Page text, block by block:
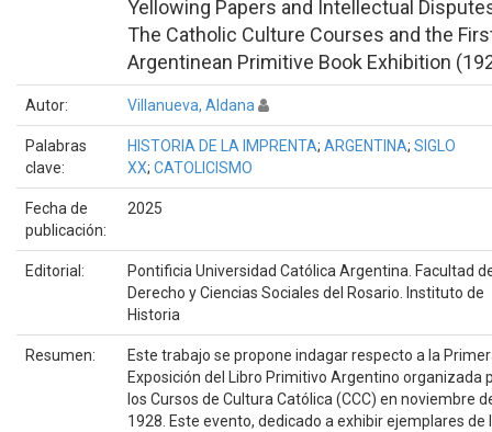
Yellowing Papers and Intellectual
The Catholic Culture Courses and the
Argentinean Primitive Book Exhibition
Autor: Villanueva, Aldana
Palabras
clave:
HISTORIA DE LA IMPRENTA; ARGENTINA; SIGLO
XX; CATOLICISMO
Fecha de
publicación:
2025
Editorial:
Pontificia Universidad Católica Argentina. Facultad
Derecho y Ciencias Sociales del Rosario. Instituto de
Historia
Resumen:
Este trabajo se propone indagar respecto a la
Exposición del Libro Primitivo Argentino organizada
los Cursos de Cultura Católica (CCC) en noviembre
1928. Este evento, dedicado a exhibir ejemplares de